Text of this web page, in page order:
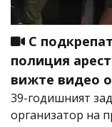
С
полиция
вижте видео
39-годишният
организатор на